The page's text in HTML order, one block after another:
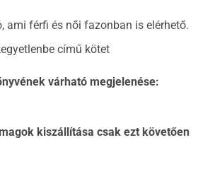
ami férfi és női fazonban is elérhető.
című kötet
várható megjelenése:
kiszállítása csak ezt követően